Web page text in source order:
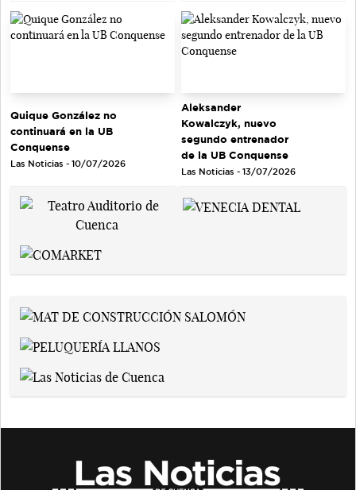
Quique González no
continuará en la UB
Conquense
Las Noticias - 10/07/2026
Aleksander
Kowalczyk, nuevo
segundo entrenador
de la UB Conquense
Las Noticias - 13/07/2026